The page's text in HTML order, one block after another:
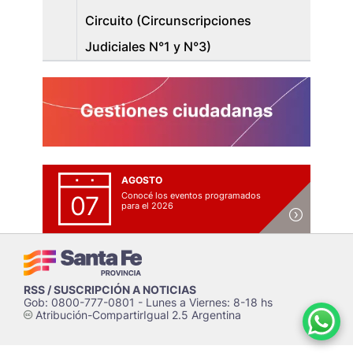
Circuito (Circunscripciones
Judiciales N°1 y N°3)
07
AGOSTO
Conocé los eventos programados
para el 2026
RSS / SUSCRIPCIÓN A NOTICIAS
Gob: 0800-777-0801 - Lunes a Viernes: 8-18 hs
cAtribución-CompartirIgual 2.5 Argentina